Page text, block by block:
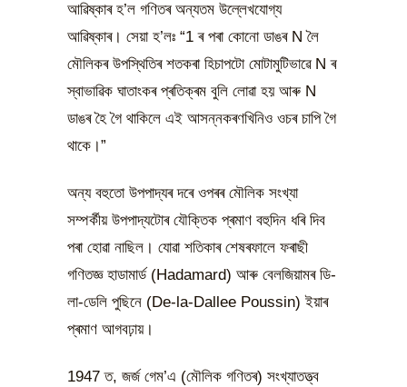
আৱিষ্কাৰ হ’ল গণিতৰ অন্যতম উল্লেখযোগ্য
আৱিষ্কাৰ। সেয়া হ’লঃ “1 ৰ পৰা কোনো ডাঙৰ N লৈ
মৌলিকৰ উপস্থিতিৰ শতকৰা হিচাপটো মোটামুটিভাৱে N ৰ
স্বাভাৱিক ঘাতাংকৰ প্ৰতিক্ৰম বুলি লোৱা হয় আৰু N
ডাঙৰ হৈ গৈ থাকিলে এই আসন্নকৰণখিনিও ওচৰ চাপি গৈ
থাকে।”
অন্য বহুতো উপপাদ্যৰ দৰে ওপৰৰ মৌলিক সংখ্যা
সম্পৰ্কীয় উপপাদ্যটোৰ যৌক্তিক প্ৰমাণ বহুদিন ধৰি দিব
পৰা হোৱা নাছিল। যোৱা শতিকাৰ শেষৰফালে ফৰাছী
গণিতজ্ঞ হাডামাৰ্ড (Hadamard) আৰু বেলজিয়ামৰ ডি-
লা-ডেলি পুছিনে (De-la-Dallee Poussin) ইয়াৰ
প্ৰমাণ আগবঢ়ায়।
1947 ত, জৰ্জ গেম’এ (মৌলিক গণিতৰ) সংখ্যাতত্ত্ব